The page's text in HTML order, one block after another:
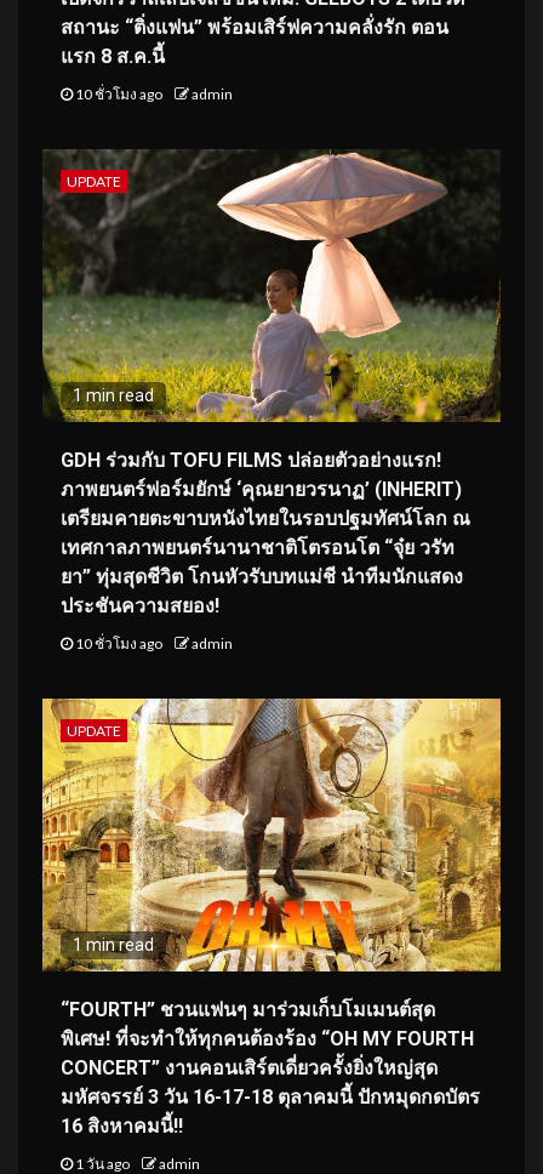
สถานะ “ติ่งแฟน” พร้อมเสิร์ฟความคลั่งรัก ตอน
แรก 8 ส.ค.นี้
10 ชั่วโมง ago admin
UPDATE
1 min read
GDH ร่วมกับ TOFU FILMS ปล่อยตัวอย่างแรก!
ภาพยนตร์ฟอร์มยักษ์ ‘คุณยายวรนาฏ’ (INHERIT)
เตรียมคายตะขาบหนังไทยในรอบปฐมทัศน์โลก ณ
เทศกาลภาพยนตร์นานาชาติโตรอนโต “จุ๋ย วรัท
ยา” ทุ่มสุดชีวิต โกนหัวรับบทแม่ชี นำทีมนักแสดง
ประชันความสยอง!
10 ชั่วโมง ago admin
UPDATE
1 min read
“FOURTH” ชวนแฟนๆ มาร่วมเก็บโมเมนต์สุด
พิเศษ! ที่จะทำให้ทุกคนต้องร้อง “OH MY FOURTH
CONCERT” งานคอนเสิร์ตเดี่ยวครั้งยิ่งใหญ่สุด
มหัศจรรย์ 3 วัน 16-17-18 ตุลาคมนี้ ปักหมุดกดบัตร
16 สิงหาคมนี้!!
1 วัน ago admin